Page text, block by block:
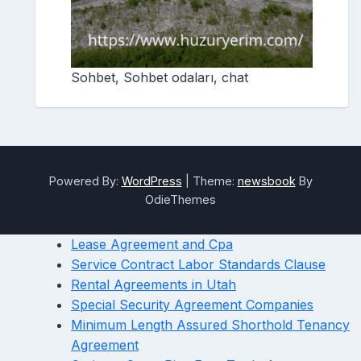
Sohbet, Sohbet odaları, chat
Powered By: WordPress Theme: newsbook By
OdieThemes
Lease Agreement and Cpa
Service Contract Labor Standards Clause
Rental Agreements in Utah
Special Security Agreement Companies
Minimum Length Assured Shorthold Tenancy
Agreement